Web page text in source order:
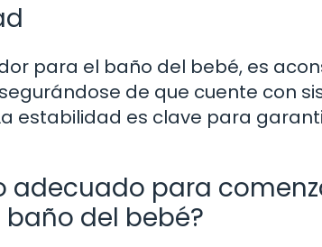
para el baño del bebé, es
de que cuente con
estabilidad es clave para
adecuado para
del bebé?